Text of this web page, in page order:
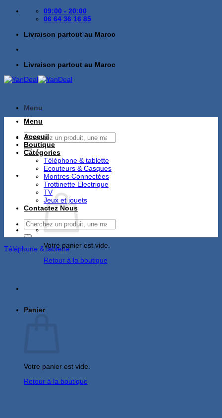
Passer
09:00 - 20:00
06 64 36 16 85
Livraison partout au Maroc
Livraison partout au Maroc
Menu
Recherche
pour :
Votre panier est vide.
Retour à la boutique
Panier
Votre panier est vide.
Retour à la boutique
Menu
Acceuil
Boutique
Catégories
Téléphone & tablette
Ecouteurs & Casques
Montres Connectées
Trottinette Electrique
TV
Jeux et jouets
Contactez Nous
Recherche
pour :
Téléphone & tablette